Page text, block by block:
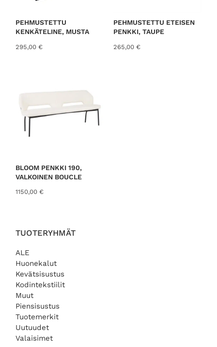
TUOTERYHMÄT
ALE
Huonekalut
Kevätsisustus
Kodintekstiilit
Muut
Piensisustus
Tuotemerkit
Uutuudet
Valaisimet
PEHMUSTETTU
KENKÄTELINE, MUSTA
295,00 €
PEHMUSTETTU ETEISEN
PENKKI, TAUPE
265,00 €
BLOOM PENKKI 190,
VALKOINEN BOUCLE
1150,00 €